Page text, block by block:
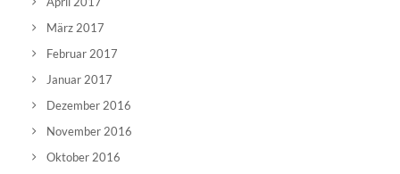
März 2017
Februar 2017
Januar 2017
Dezember 2016
November 2016
Oktober 2016